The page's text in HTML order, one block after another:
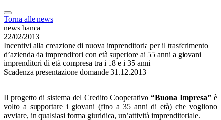
Torna alle news
news banca
22/02/2013
Incentivi alla creazione di nuova imprenditoria per il trasferimento
d’azienda da imprenditori con età superiore ai 55 anni a giovani
imprenditori di età compresa tra i 18 e i 35 anni
Scadenza presentazione domande 31.12.2013
Il progetto di sistema del Credito Cooperativo “Buona Impresa” è
volto a supportare i giovani (fino a 35 anni di età) che vogliono
avviare, in qualsiasi forma giuridica, un’attività imprenditoriale.